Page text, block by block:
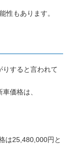
性もあります。
りすると言われて
価格は、
は25,480,000円と